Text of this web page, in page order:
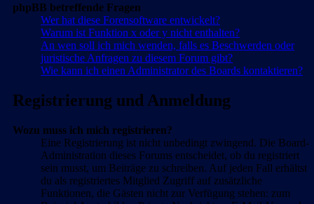
phpBB betreffende Fragen
Wer hat diese Forensoftware entwickelt?
Warum ist Funktion x oder y nicht enthalten?
An wen soll ich mich wenden, falls es Beschwerden oder
juristische Anfragen zu diesem Forum gibt?
Wie kann ich einen Administrator des Boards kontaktieren?
Registrierung und Anmeldung
Wozu muss ich mich registrieren?
Eine Registrierung ist nicht unbedingt zwingend. Die Board-
Administration dieses Forums entscheidet, ob du registriert
sein musst, um Beiträge zu schreiben. Auf jeden Fall erhältst
du als registriertes Mitglied Zugriff auf zusätzliche
Funktionen, die Gästen nicht zur Verfügung stehen: zum